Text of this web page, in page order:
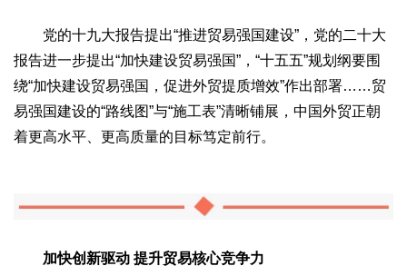
党的十九大报告提出“推进贸易强国建设”，党的二十大
报告进一步提出“加快建设贸易强国”，“十五五”规划纲要围
绕“加快建设贸易强国，促进外贸提质增效”作出部署……贸
易强国建设的“路线图”与“施工表”清晰铺展，中国外贸正朝
着更高水平、更高质量的目标笃定前行。
加快创新驱动 提升贸易核心竞争力